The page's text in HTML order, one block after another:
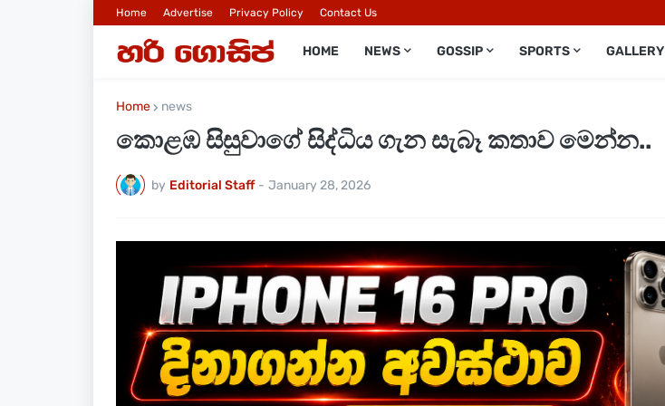
Home Advertise Privacy Policy Contact Us
HOME NEWS GOSSIP SPORTS GALLERY
Home news
කොළඹ සිසුවාගේ සිද්ධිය ගැන සැබෑ කතාව මෙන්න..
by Editorial Staff - January 28, 2026